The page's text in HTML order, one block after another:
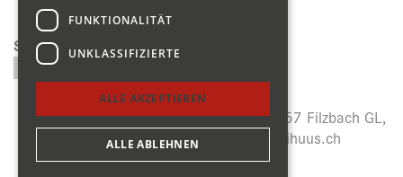
Suchen
Menzihuus, Panoramastrasse 27, CH-8757 Filzbach GL,
+41 (0)55 614 64 14,
info@menzihuus.ch
FUNKTIONALITÄT
UNKLASSIFIZIERTE
ALLE AKZEPTIEREN
ALLE ABLEHNEN